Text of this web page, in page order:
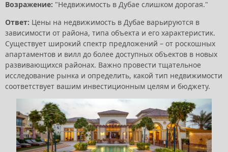
Возражение: "Недвижимость в Дубае слишком дорогая."
Ответ: Цены на недвижимость в Дубае варьируются в
зависимости от района, типа объекта и его характеристик.
Существует широкий спектр предложений – от роскошных
апартаментов и вилл до более доступных объектов в новых
развивающихся районах. Важно провести тщательное
исследование рынка и определить, какой тип недвижимости
соответствует вашим инвестиционным целям и бюджету.